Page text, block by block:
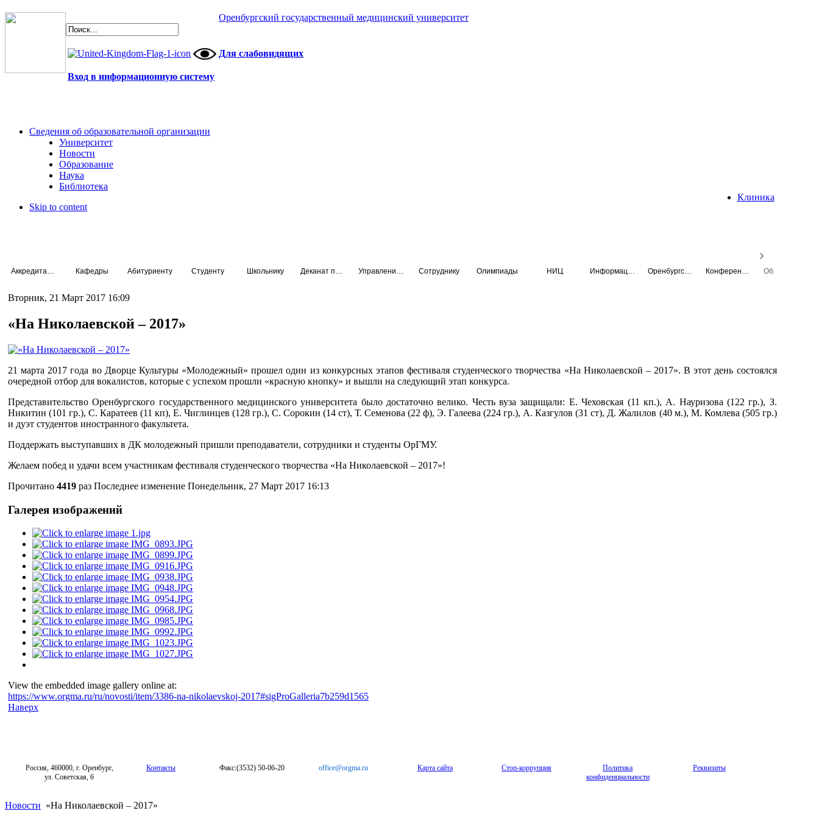
Оренбургский государственный медицинский университет
Для слабовидящих
Вход в информационную систему
Сведения об образовательной организации
Университет
Новости
Образование
Наука
Библиотека
Клиника
Skip to content
Кафедры Абитуриенту Студенту Школьнику Сотруднику Олимпиады НИЦ
Вторник, 21 Март 2017 16:09
«На Николаевской – 2017»
21 марта 2017 года во Дворце Культуры «Молодежный» прошел один из конкурсных этапов фестиваля студенческого творчества «На Николаевской – 2017». В этот день состоялся
очередной отбор для вокалистов, которые с успехом прошли «красную кнопку» и вышли на следующий этап конкурса.
Представительство Оренбургского государственного медицинского университета было достаточно велико. Честь вуза защищали: Е. Чеховская (11 кп.), А. Науризова (122 гр.), З.
Никитин (101 гр.), С. Каратеев (11 кп), Е. Чиглинцев (128 гр.), С. Сорокин (14 ст), Т. Семенова (22 ф), Э. Галеева (224 гр.), А. Казгулов (31 ст), Д. Жалилов (40 м.), М. Комлева (505 гр.)
и дуэт студентов иностранного факультета.
Поддержать выступавших в ДК молодежный пришли преподаватели, сотрудники и студенты ОрГМУ.
Желаем побед и удачи всем участникам фестиваля студенческого творчества «На Николаевской – 2017»!
Прочитано 4419 раз Последнее изменение Понедельник, 27 Март 2017 16:13
Галерея изображений
View the embedded image gallery online at:
https://www.orgma.ru/ru/novosti/item/3386-na-nikolaevskoj-2017#sigProGalleria7b259d1565
Наверх
Россия, 460000, г. Оренбург,
ул. Советская, 6
Контакты Факс:(3532) 50-06-20 office@orgma.ru Карта сайта Стоп-коррупция
Политика
конфиденциальности
Реквизиты
Новости «На Николаевской – 2017»